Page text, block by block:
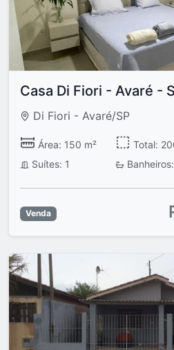
Casa Di Fiori - Avaré -
Di Fiori - Avaré/SP
Área: 150 m² Total:
Suítes: 1
Venda